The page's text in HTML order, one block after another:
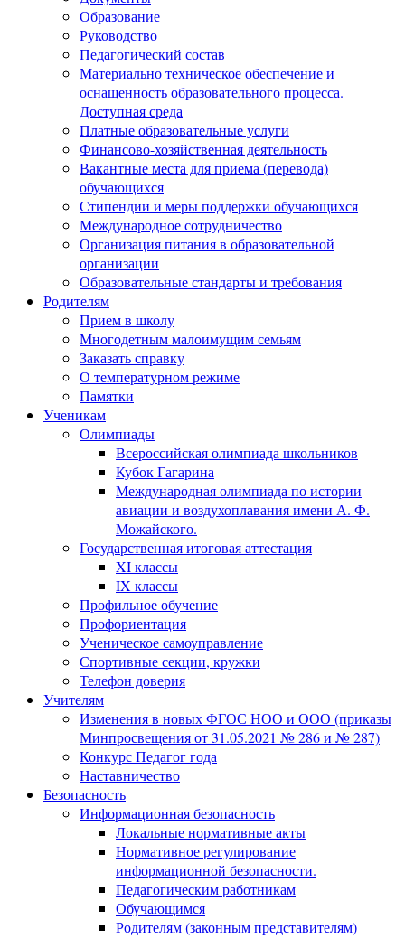
Образование
Руководство
Педагогический состав
Материально техническое обеспечение и
оснащенность образовательного процесса.
Доступная среда
Платные образовательные услуги
Финансово-хозяйственная деятельность
Вакантные места для приема (перевода)
обучающихся
Стипендии и меры поддержки обучающихся
Международное сотрудничество
Организация питания в образовательной
организации
Образовательные стандарты и требования
Родителям
Прием в школу
Многодетным малоимущим семьям
Заказать справку
О температурном режиме
Памятки
Ученикам
Олимпиады
Всероссийская олимпиада школьников
Кубок Гагарина
Международная олимпиада по истории
авиации и воздухоплавания имени А. Ф.
Можайского.
Государственная итоговая аттестация
XI классы
IX классы
Профильное обучение
Профориентация
Ученическое самоуправление
Спортивные секции, кружки
Телефон доверия
Учителям
Изменения в новых ФГОС НОО и ООО (приказы
Минпросвещения от 31.05.2021 № 286 и № 287)
Конкурс Педагог года
Наставничество
Безопасность
Информационная безопасность
Локальные нормативные акты
Нормативное регулирование
информационной безопасности.
Педагогическим работникам
Обучающимся
Родителям (законным представителям)